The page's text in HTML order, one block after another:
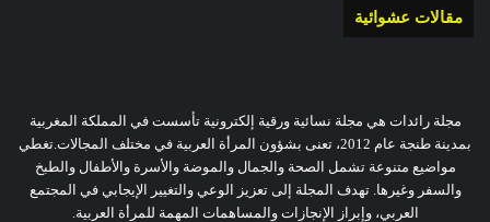
مقالات عشوائية
مجلة رائدات هي مجلة نسائية ورقية إلكترونية تأسست في المملكة المغربية
بمدينة طنجة عام 2012، تعنى بشؤون المرأة العربية في مختلف المجالات.تغطي
مواضيع متنوعة تشمل الصحة والجمال والموضة والأسرة والأطفال والطبخ
والسفر وغيرها. تهدف المجلة إلى تعزيز الوعي والتغيير الإيجابي في المجتمع
العربي، وإبراز الإنجازات والمساهمات المهمة للمرأة العربية.